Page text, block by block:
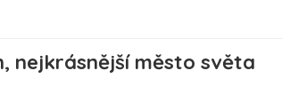
nejkrásnější město světa